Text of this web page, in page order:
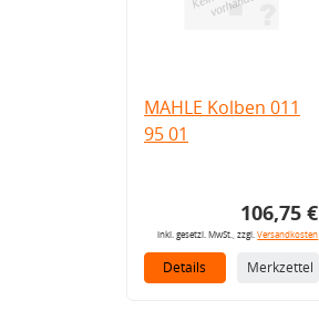
MAHLE Kolben 011
95 01
106,75 €
inkl. gesetzl. MwSt., zzgl.Versandkosten
Details Merkzettel